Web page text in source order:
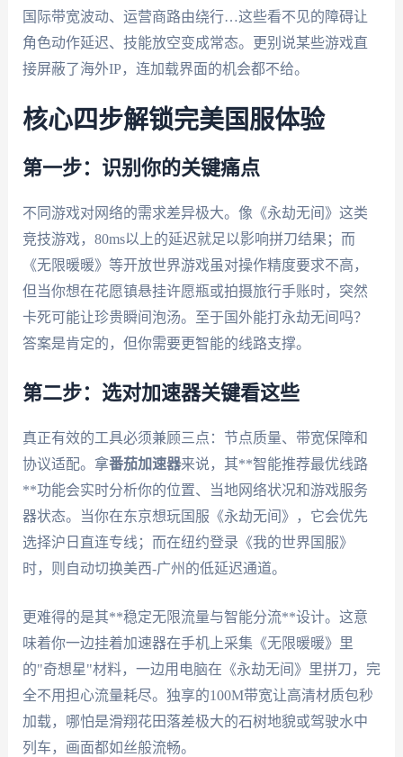
国际带宽波动、运营商路由绕行…这些看不见的障碍让
角色动作延迟、技能放空变成常态。更别说某些游戏直
接屏蔽了海外IP，连加载界面的机会都不给。
核心四步解锁完美国服体验
第一步：识别你的关键痛点
不同游戏对网络的需求差异极大。像《永劫无间》这类
竞技游戏，80ms以上的延迟就足以影响拼刀结果；而
《无限暖暖》等开放世界游戏虽对操作精度要求不高，
但当你想在花愿镇悬挂许愿瓶或拍摄旅行手账时，突然
卡死可能让珍贵瞬间泡汤。至于国外能打永劫无间吗？
答案是肯定的，但你需要更智能的线路支撑。
第二步：选对加速器关键看这些
真正有效的工具必须兼顾三点：节点质量、带宽保障和
协议适配。拿番茄加速器来说，其**智能推荐最优线路
**功能会实时分析你的位置、当地网络状况和游戏服务
器状态。当你在东京想玩国服《永劫无间》，它会优先
选择沪日直连专线；而在纽约登录《我的世界国服》
时，则自动切换美西-广州的低延迟通道。
更难得的是其**稳定无限流量与智能分流**设计。这意
味着你一边挂着加速器在手机上采集《无限暖暖》里
的"奇想星"材料，一边用电脑在《永劫无间》里拼刀，完
全不用担心流量耗尽。独享的100M带宽让高清材质包秒
加载，哪怕是滑翔花田落差极大的石树地貌或驾驶水中
列车，画面都如丝般流畅。